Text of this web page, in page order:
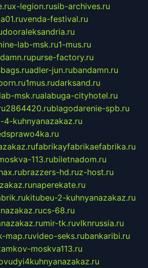
x-legion.rusib-archives.ru
venda-festival.ru
dooraleksandria.ru
lab-msk.ru1-mus.ru
purse-factory.ru
adler-jun.rubandamn.ru
1mus.rudarksand.ru
msk.rualabuga-cityhotel.ru
2864420.rublagodarenie-spb.ru
kuhnyanazakaz.ru
fabrikayfabrikaefabrika.ru
113.rubiletnadom.ru
brazzers-hd.ruz-host.ru
naperekate.ru
kitubeu-2-kuhnyanazakaz.ru
cs-68.ru
mir-tk.ruvlknrussia.ru
map.ruvideo-seks.rubankaribi.ru
moskva113.ru